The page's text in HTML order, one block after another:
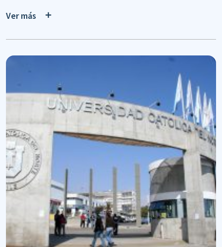
Ver más